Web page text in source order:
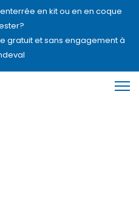
en kit ou en en coque
gratuit et sans engagement à